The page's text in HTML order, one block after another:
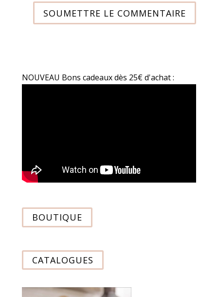
SOUMETTRE LE COMMENTAIRE
NOUVEAU Bons cadeaux dès 25€ d'achat :
BOUTIQUE
CATALOGUES